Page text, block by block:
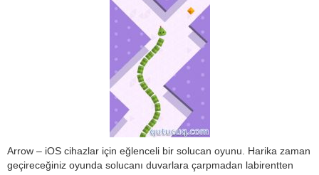
Arrow – iOS cihazlar için eğlenceli bir solucan oyunu. Harika zaman
geçireceğiniz oyunda solucanı duvarlara çarpmadan labirentten